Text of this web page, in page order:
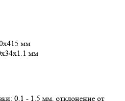
мм
мм
0,1 - 1,5 мм, отклонение от